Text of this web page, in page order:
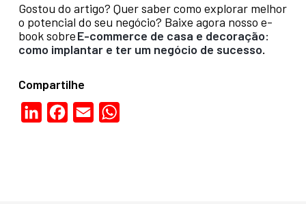
Gostou do artigo? Quer saber como explorar melhor
o potencial do seu negócio? Baixe agora nosso e-
book sobreE-commerce de casa e decoração:
como implantar e ter um negócio de sucesso.
Compartilhe
LinkedInFacebook
Email